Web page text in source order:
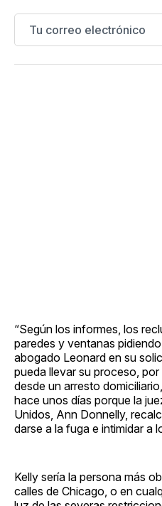
“Según los informes, los
paredes y ventanas
abogado Leonard en su
pueda llevar su proceso,
desde un arresto
hace unos días porque la
Unidos, Ann Donnelly,
darse a la fuga e intimidar a
Kelly sería la persona más
calles de Chicago, o en